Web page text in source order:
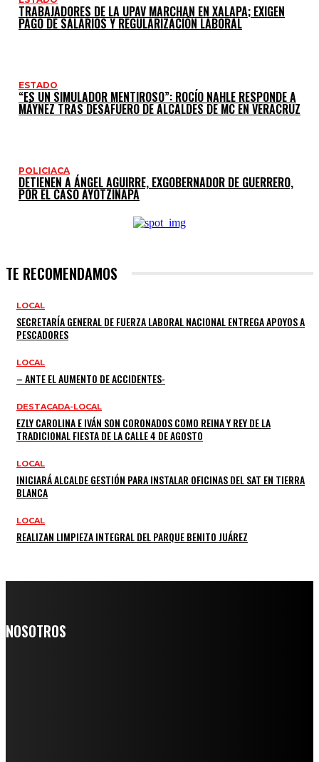
TRABAJADORES DE LA UPAV MARCHAN EN XALAPA; EXIGEN
PAGO DE SALARIOS Y REGULARIZACIÓN LABORAL
ESTADO
“ES UN SIMULADOR MENTIROSO”: ROCÍO NAHLE RESPONDE A
MÁYNEZ TRAS DESAFUERO DE ALCALDES DE MC EN VERACRUZ
POLICIACA
DETIENEN A ÁNGEL AGUIRRE, EXGOBERNADOR DE GUERRERO,
POR EL CASO AYOTZINAPA
TE RECOMENDAMOS
LOCAL
SECRETARÍA GENERAL DE FUERZA LABORAL NACIONAL ENTREGA APOYOS A
PESCADORES
LOCAL
– ANTE EL AUMENTO DE ACCIDENTES-
DESTACADA-LOCAL
EZLY CAROLINA E IVÁN SON CORONADOS COMO REINA Y REY DE LA
TRADICIONAL FIESTA DE LA CALLE 4 DE AGOSTO
LOCAL
INICIARÁ ALCALDE GESTIÓN PARA INSTALAR OFICINAS DEL SAT EN TIERRA
BLANCA
LOCAL
REALIZAN LIMPIEZA INTEGRAL DEL PARQUE BENITO JUÁREZ
NOSOTROS